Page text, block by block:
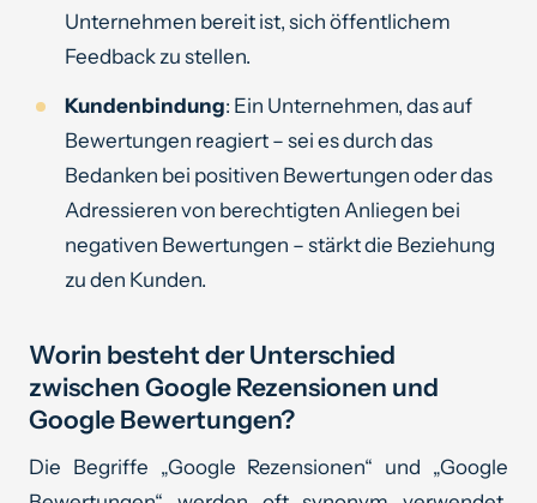
Unternehmen bereit ist, sich öffentlichem
Feedback zu stellen.
Kundenbindung: Ein Unternehmen, das auf
Bewertungen reagiert – sei es durch das
Bedanken bei positiven Bewertungen oder das
Adressieren von berechtigten Anliegen bei
negativen Bewertungen – stärkt die Beziehung
zu den Kunden.
Worin besteht der Unterschied
zwischen Google Rezensionen und
Google Bewertungen?
Die Begriffe „Google Rezensionen“ und „Google